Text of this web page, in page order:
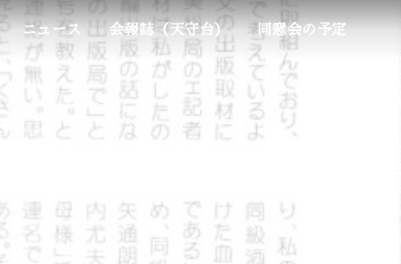
ニュース 会報誌（天守台） 同窓会の予定